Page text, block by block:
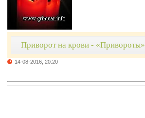
Приворот на крови - «Привороты»
14-08-2016, 20:20